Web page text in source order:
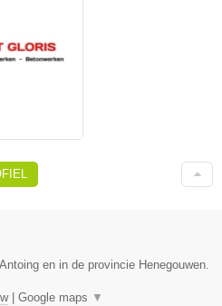
en in de provincie Henegouwen.
| Google maps ▼